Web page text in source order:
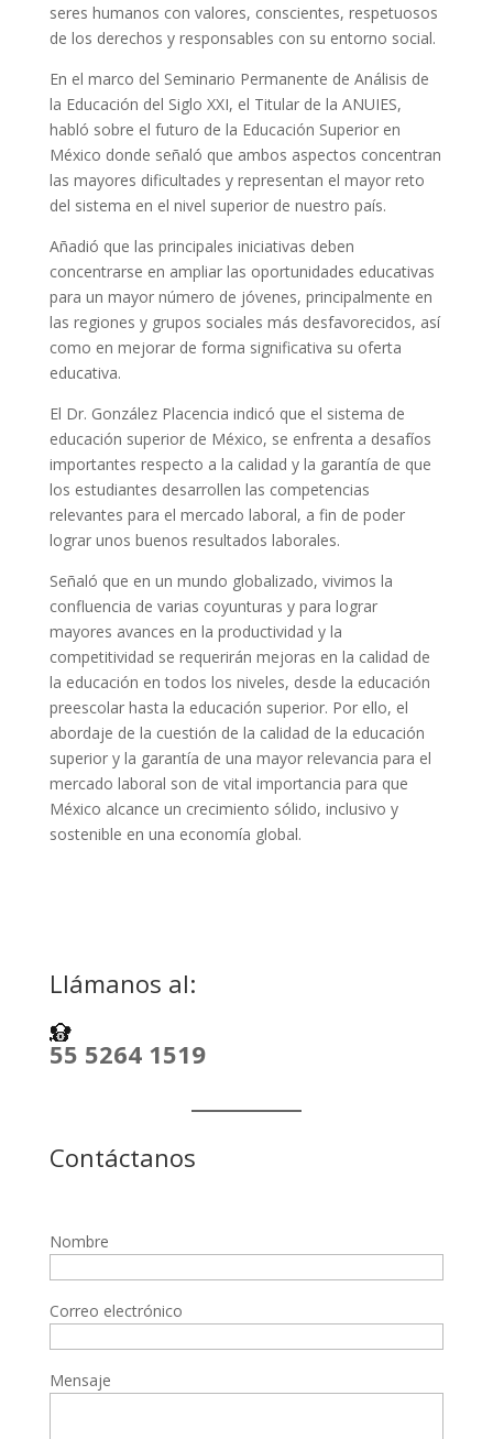
seres humanos con valores, conscientes, respetuosos
de los derechos y responsables con su entorno social.
En el marco del Seminario Permanente de Análisis de
la Educación del Siglo XXI, el Titular de la ANUIES,
habló sobre el futuro de la Educación Superior en
México donde señaló que ambos aspectos concentran
las mayores dificultades y representan el mayor reto
del sistema en el nivel superior de nuestro país.
Añadió que las principales iniciativas deben
concentrarse en ampliar las oportunidades educativas
para un mayor número de jóvenes, principalmente en
las regiones y grupos sociales más desfavorecidos, así
como en mejorar de forma significativa su oferta
educativa.
El Dr. González Placencia indicó que el sistema de
educación superior de México, se enfrenta a desafíos
importantes respecto a la calidad y la garantía de que
los estudiantes desarrollen las competencias
relevantes para el mercado laboral, a fin de poder
lograr unos buenos resultados laborales.
Señaló que en un mundo globalizado, vivimos la
confluencia de varias coyunturas y para lograr
mayores avances en la productividad y la
competitividad se requerirán mejoras en la calidad de
la educación en todos los niveles, desde la educación
preescolar hasta la educación superior. Por ello, el
abordaje de la cuestión de la calidad de la educación
superior y la garantía de una mayor relevancia para el
mercado laboral son de vital importancia para que
México alcance un crecimiento sólido, inclusivo y
sostenible en una economía global.
Llámanos al:
55 5264 1519
Contáctanos
Nombre
Correo electrónico
Mensaje